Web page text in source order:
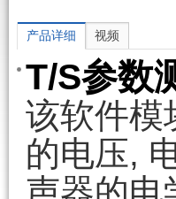
产品详细 视频
T/S参数
该软件模
的电压,